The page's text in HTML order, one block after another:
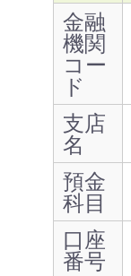
金融
機関
コー
ド
支店
名
預金
科目
口座
番号